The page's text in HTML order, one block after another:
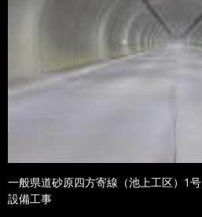
一般県道砂原四方寄線（池上工区）1
設備工事